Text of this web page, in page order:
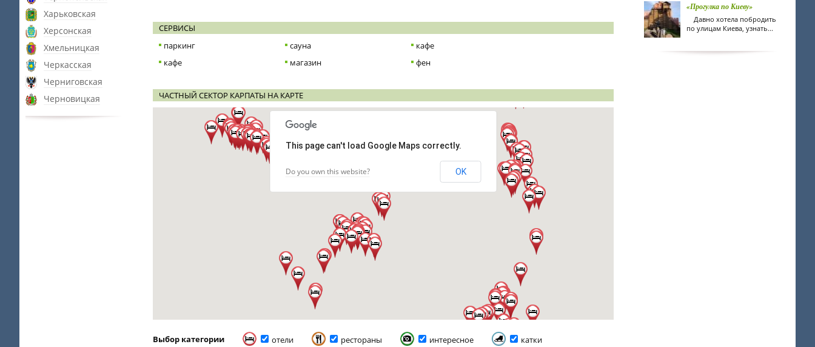
Харьковская
Херсонская
Хмельницкая
Черкасская
Черниговская
Черновицкая
СЕРВИСЫ
паркинг
сауна
кафе
кафе
магазин фен
ЧАСТНЫЙ СЕКТОР КАРПАТЫ НА КАРТЕ
This page can't load Google Maps correctly.
Do you own this website? OK
Выбор категории отели рестораны интересное катки
«Прогулка по Киеву»
Давно хотела побродить
по улицам Киева, узнать...